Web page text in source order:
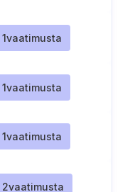
1vaatimusta
1vaatimusta
1vaatimusta
2vaatimusta